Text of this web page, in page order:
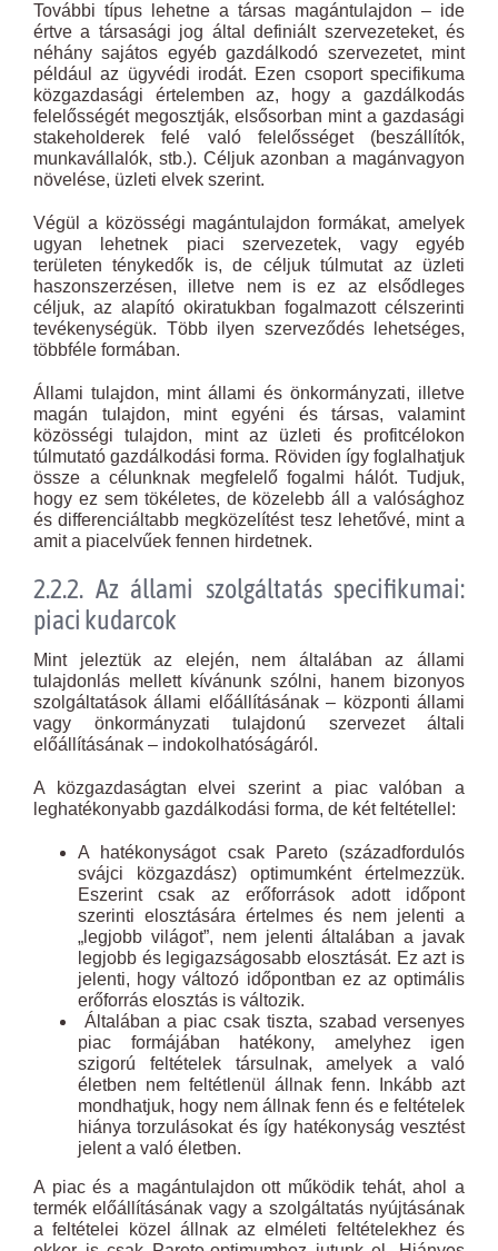
További típus lehetne a társas magántulajdon – ide
értve a társasági jog által definiált szervezeteket, és
néhány sajátos egyéb gazdálkodó szervezetet, mint
például az ügyvédi irodát. Ezen csoport specifikuma
közgazdasági értelemben az, hogy a gazdálkodás
felelősségét megosztják, elsősorban mint a gazdasági
stakeholderek felé való felelősséget (beszállítók,
munkavállalók, stb.). Céljuk azonban a magánvagyon
növelése, üzleti elvek szerint.
Végül a közösségi magántulajdon formákat, amelyek
ugyan lehetnek piaci szervezetek, vagy egyéb
területen ténykedők is, de céljuk túlmutat az üzleti
haszonszerzésen, illetve nem is ez az elsődleges
céljuk, az alapító okiratukban fogalmazott célszerinti
tevékenységük. Több ilyen szerveződés lehetséges,
többféle formában.
Állami tulajdon, mint állami és önkormányzati, illetve
magán tulajdon, mint egyéni és társas, valamint
közösségi tulajdon, mint az üzleti és profitcélokon
túlmutató gazdálkodási forma. Röviden így foglalhatjuk
össze a célunknak megfelelő fogalmi hálót. Tudjuk,
hogy ez sem tökéletes, de közelebb áll a valósághoz
és differenciáltabb megközelítést tesz lehetővé, mint a
amit a piacelvűek fennen hirdetnek.
2.2.2. Az állami szolgáltatás specifikumai:
piaci kudarcok
Mint jeleztük az elején, nem általában az állami
tulajdonlás mellett kívánunk szólni, hanem bizonyos
szolgáltatások állami előállításának – központi állami
vagy önkormányzati tulajdonú szervezet általi
előállításának – indokolhatóságáról.
A közgazdaságtan elvei szerint a piac valóban a
leghatékonyabb gazdálkodási forma, de két feltétellel:
A hatékonyságot csak Pareto (századfordulós
svájci közgazdász) optimumként értelmezzük.
Eszerint csak az erőforrások adott időpont
szerinti elosztására értelmes és nem jelenti a
„legjobb világot”, nem jelenti általában a javak
legjobb és legigazságosabb elosztását. Ez azt is
jelenti, hogy változó időpontban ez az optimális
erőforrás elosztás is változik.
Általában a piac csak tiszta, szabad versenyes
piac formájában hatékony, amelyhez igen
szigorú feltételek társulnak, amelyek a való
életben nem feltétlenül állnak fenn. Inkább azt
mondhatjuk, hogy nem állnak fenn és e feltételek
hiánya torzulásokat és így hatékonyság vesztést
jelent a való életben.
A piac és a magántulajdon ott működik tehát, ahol a
termék előállításának vagy a szolgáltatás nyújtásának
a feltételei közel állnak az elméleti feltételekhez és